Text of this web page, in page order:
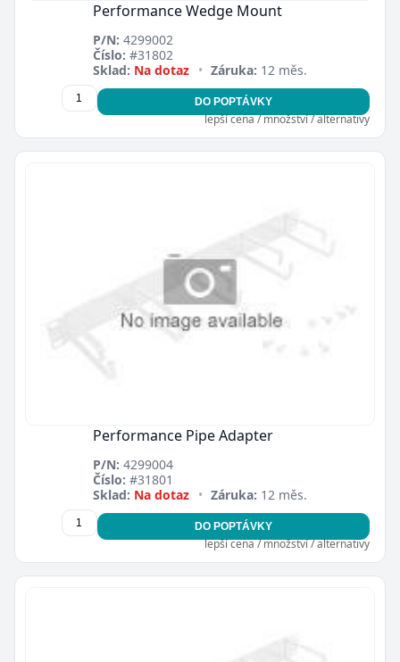
Performance Wedge Mount
P/N: 4299002
Číslo: #31802
Sklad: Na dotaz • Záruka: 12 měs.
DO POPTÁVKY
lepší cena / množství / alternativy
Performance Pipe Adapter
P/N: 4299004
Číslo: #31801
Sklad: Na dotaz • Záruka: 12 měs.
DO POPTÁVKY
lepší cena / množství / alternativy